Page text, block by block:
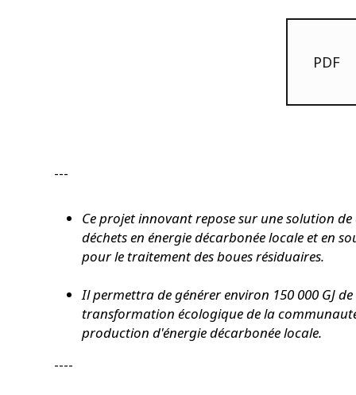
PDF
---
Ce projet innovant repose sur une solution
déchets en énergie décarbonée locale et en
pour le traitement des boues résiduaires.
Il permettra de générer environ 150 000 GJ
transformation écologique de la
production d'énergie décarbonée locale.
----